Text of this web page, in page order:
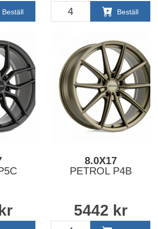
Beställ Beställ
8.0X17
PETROL P4B
5442 kr